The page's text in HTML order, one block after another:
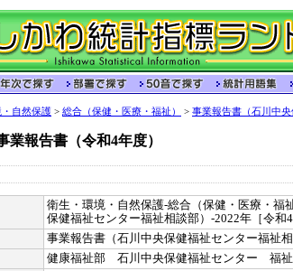
自然保護 > 総合（保健・医療・福祉） > 事業報告書（石川中央
業報告書（令和4年度）
衛生・環境・自然保護-総合（保健・医療・福
保健福祉センター福祉相談部）-2022年［令和4
事業報告書（石川中央保健福祉センター福祉相
健康福祉部 石川中央保健福祉センター 福